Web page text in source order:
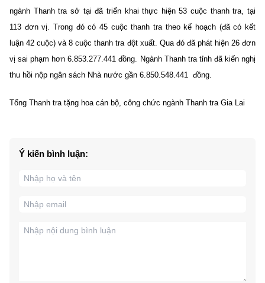
ngành Thanh tra sở tại đã triển khai thực hiện 53 cuộc thanh tra, tại
113 đơn vị. Trong đó có 45 cuộc thanh tra theo kế hoạch (đã có kết
luận 42 cuộc) và 8 cuộc thanh tra đột xuất. Qua đó đã phát hiện 26 đơn
vị sai phạm hơn 6.853.277.441 đồng. Ngành Thanh tra tỉnh đã kiến nghị
thu hồi nộp ngân sách Nhà nước gần 6.850.548.441 đồng.
Tổng Thanh tra tặng hoa cán bộ, công chức ngành Thanh tra Gia Lai
Ý kiến bình luận: